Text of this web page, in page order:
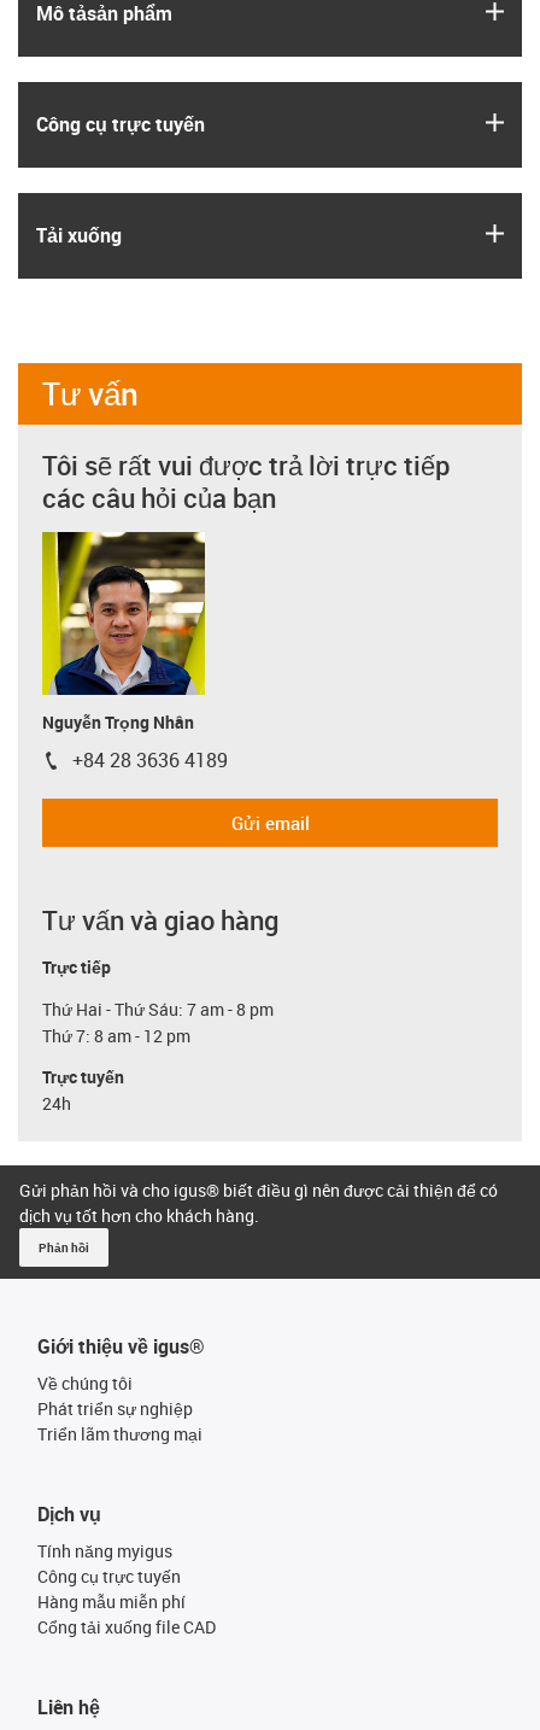
Mô tả­sản phẩm
Công cụ trực tuyến
Tải xuống
Tư vấn
Tôi sẽ rất vui được trả lời trực tiếp
các câu hỏi của bạn
Nguyễn Trọng Nhân
igus-icon-phone
+84 28 3636 4189
Gửi email
Tư vấn và giao hàng
Trực tiếp
Thứ Hai - Thứ Sáu: 7 am - 8 pm
Thứ 7: 8 am - 12 pm
Trực tuyến
24h
Gửi phản hồi và cho igus® biết điều gì nên được cải thiện để có
dịch vụ tốt hơn cho khách hàng.
Phản hồi
Giới thiệu về igus®
Về chúng tôi
Phát triển sự nghiệp
Triển lãm thương mại
Dịch vụ
Tính năng myigus
Công cụ trực tuyến
Hàng mẫu miễn phí
Cổng tải xuống file CAD
Liên hệ